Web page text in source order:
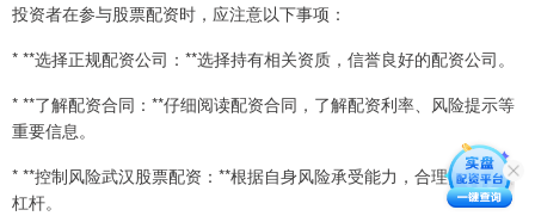
投资者在参与股票配资时，应注意以下事项：
* **选择正规配资公司：**选择持有相关资质，信誉良好的配资公司。
* **了解配资合同：**仔细阅读配资合同，了解配资利率、风险提示等
重要信息。
* **控制风险武汉股票配资：**根据自身风险承受能力，合理控制配资
杠杆。